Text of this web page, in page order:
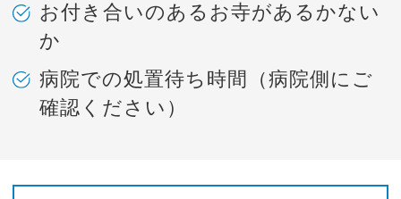
お付き合いのあるお寺があるかない
か
病院での処置待ち時間（病院側にご
確認ください）